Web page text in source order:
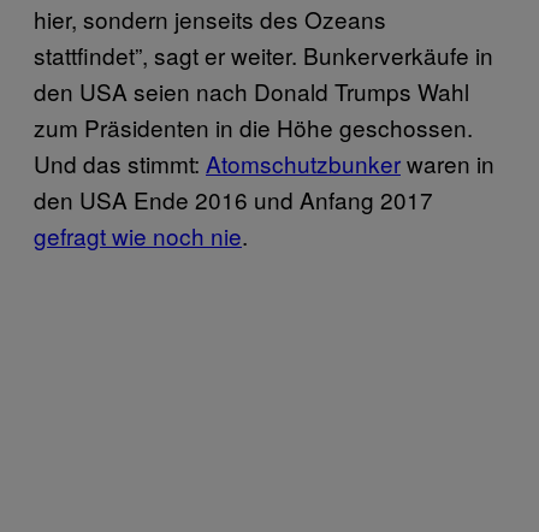
hier, sondern jenseits des Ozeans
stattfindet”, sagt er weiter. Bunkerverkäufe in
den USA seien nach Donald Trumps Wahl
zum Präsidenten in die Höhe geschossen.
Und das stimmt: Atomschutzbunkerwaren in
den USA Ende 2016 und Anfang 2017
gefragt wie noch nie.